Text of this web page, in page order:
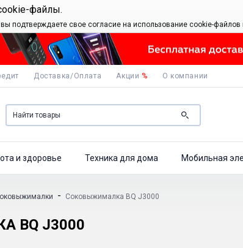
файлы.
подтверждаете свое согласие на использование cookie-файлов
Доставка/Оплата Акции % О компании
и здоровье Техника для дома Мобильная
- Соковыжималка BQ J3000
BQ J3000